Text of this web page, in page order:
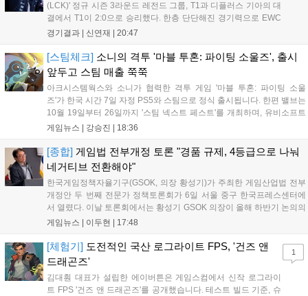
(LCK)' 정규 시즌 3라운드 레전드 그룹, T1과 디플러스 기아의 대
결에서 T1이 2:0으로 승리했다. 한층 단단해진 경기력으로 EWC
우승을 기점으로 파죽지세의 연승을 이어가던 디플러스 기아를
T1은 첫 드래곤을 두드렸...
경기결과 | 신연재 20:47
[스팀체크] 소니의 격투 '마블 투혼: 파이팅 소울즈', 출시
앞두고 스팀 매출 쭉쭉
아크시스템웍스와 소니가 협력한 격투 게임 '마블 투혼: 파이팅 소울
즈'가 한국 시간 7일 자정 PS5와 스팀으로 정식 출시됩니다. 한편 밸브는
10월 19일부터 26일까지 '스팀 넥스트 페스트'를 개최하며, 유비소프트
의 '더 디비전 리서전스'가 스팀에 출시되었고, 농장 시뮬레이션 '돌록 타
각기 다른 장르에서 이용자들의 기대를 모으고 있습니다....
게임뉴스 | 강승진 18:36
[종합] 게임법 전부개정 토론 "경품 규제, 4등급으로 나눠
네거티브 전환해야"
한국게임정책자율기구(GSOK, 의장 황성기)가 주최한 게임산업법 전부
개정안 두 번째 전문가 정책토론회가 6일 서울 중구 한국프레스센터에
서 열렸다. 이날 토론회에서는 황성기 GSOK 의장이 올해 하반기 논의의
주요 쟁점과 성과를 짚은 데 이어, 박종현 한양대 법학전문대학원 교수
호사가 게임 등...
게임뉴스 | 이두현 17:48
[체험기] 도전적인 국산 로그라이트 FPS, '건즈 앤
드래곤즈'
김대훤 대표가 설립한 에이버튼은 게임스컴에서 신작 로그라이
트 FPS '건즈 앤 드래곤즈'를 공개했습니다. 테스트 빌드 기준, 슈
1